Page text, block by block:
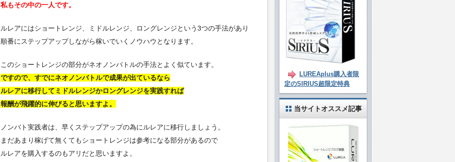
私もその中の一人です。
ルレアにはショートレンジ、ミドルレンジ、ロングレンジという3つの手法があり
順番にステップアップしながら稼いでいくノウハウとなります。
このショートレンジの部分がネオノンバトルの手法とよく似ています。
ですので、すでにネオノンバトルで成果が出ているなら
ルレアに移行してミドルレンジかロングレンジを実践すれば
報酬が飛躍的に伸びると思いますよ。
ノンバト実践者は、早くステップアップの為にルレアに移行しましょう。
まだあまり稼げて無くてもショートレンジは参考になる部分があるので
ルレアを購入するのもアリだと思いますよ。
LUREAplus購入者限
定のSIRIUS超限定特典
当サイトオススメ記事